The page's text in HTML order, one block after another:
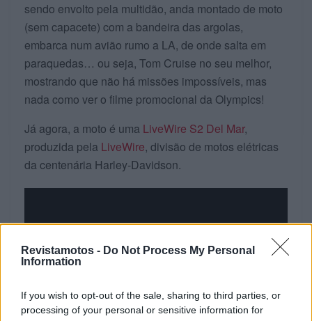
Revistamotos - Do Not Process My Personal
Information
If you wish to opt-out of the sale, sharing to third parties, or
processing of your personal or sensitive information for
sendo envolto pela multidão, anda montado de moto
(sem capacete) com a bandeira das argolas,
embarca num avião rumo a LA, de onde salta em
paraquedas… ou seja, Tom Cruise no seu melhor,
mostrando que não há missões impossíveis, mas
nada como ver o filme promocional da Olympics!
Já agora, a moto é uma LiveWire S2 Del Mar,
produzida pela LiveWire, divisão de motos elétricas
da centenária Harley-Davidson.